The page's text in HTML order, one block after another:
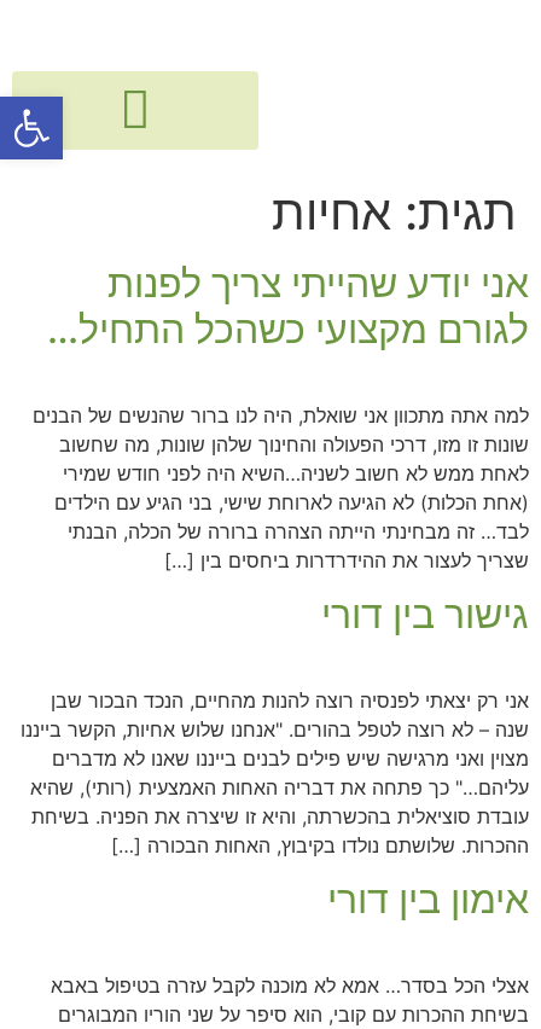
תגית: אחיות
אני יודע שהייתי צריך לפנות
לגורם מקצועי כשהכל התחיל…
למה אתה מתכוון אני שואלת, היה לנו ברור שהנשים של הבנים
שונות זו מזו, דרכי הפעולה והחינוך שלהן שונות, מה שחשוב
לאחת ממש לא חשוב לשניה…השיא היה לפני חודש שמירי
(אחת הכלות) לא הגיעה לארוחת שישי, בני הגיע עם הילדים
לבד… זה מבחינתי הייתה הצהרה ברורה של הכלה, הבנתי
שצריך לעצור את ההידרדרות ביחסים בין […]
גישור בין דורי
אני רק יצאתי לפנסיה רוצה להנות מהחיים, הנכד הבכור שבן
שנה – לא רוצה לטפל בהורים. "אנחנו שלוש אחיות, הקשר בייננו
מצוין ואני מרגישה שיש פילים לבנים בייננו שאנו לא מדברים
עליהם…" כך פתחה את דבריה האחות האמצעית (רותי), שהיא
עובדת סוציאלית בהכשרתה, והיא זו שיצרה את הפניה. בשיחת
ההכרות. שלושתם נולדו בקיבוץ, האחות הבכורה […]
אימון בין דורי
אצלי הכל בסדר… אמא לא מוכנה לקבל עזרה בטיפול באבא
בשיחת ההכרות עם קובי, הוא סיפר על שני הוריו המבוגרים
פתח